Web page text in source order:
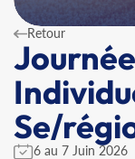
Retour
Se/
6 au 7 Juin 2026